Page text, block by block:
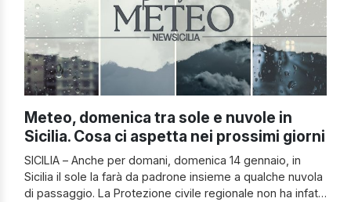
Meteo, domenica tra sole e nuvole in
Sicilia. Cosa ci aspetta nei prossimi giorni
SICILIA – Anche per domani, domenica 14 gennaio, in
Sicilia il sole la farà da padrone insieme a qualche nuvola
di passaggio. La Protezione civile regionale non ha infatti